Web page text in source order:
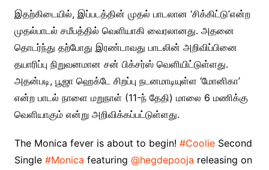
இதற்கிடையில், இப்படத்தின் முதல் பாடலான ‘சிக்கிட்டு’என்ற
முதல்பாடல் சமீபத்தில் வெளியாகி வைரலானது. அதனை
தொடர்ந்து தற்போது இரண்டாவது பாடலின் அறிவிப்பினை
தயாரிப்பு நிறுவனமான சன் பிக்சர்ஸ் வெளியிட்டுள்ளது.
அதன்படி, பூஜா ஹெக்டே சிறப்பு நடனமாடியுள்ள ‘மோனிகா’
என்ற பாடல் நாளை மறுநாள் (11-ந் தேதி) மாலை 6 மணிக்கு
வெளியாகும் என்று அறிவிக்கப்பட்டுள்ளது.
The Monica fever is about to begin! #CoolieSecond
Single #Monica featuring @hegdepooja releasing on